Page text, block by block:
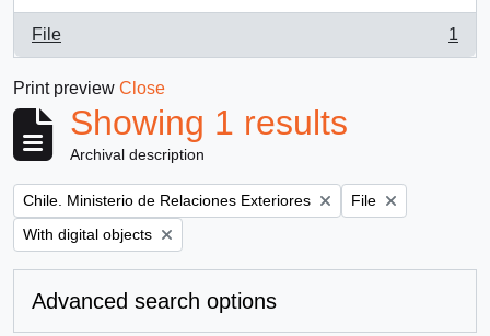
File
, 1 results
1
Print preview Close
Showing 1 results
Archival description
Remove filter:
Chile. Ministerio de Relaciones Exteriores Remove filter:
File
Remove filter:
With digital objects
Advanced search options